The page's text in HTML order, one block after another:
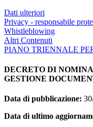
Dati ulteriori
Privacy - responsabile
Whistleblowing
Altri Contenuti
PIANO TRIENNALE
DECRETO DI
GESTIONE
Data di pubblicazione:
Data di ultimo